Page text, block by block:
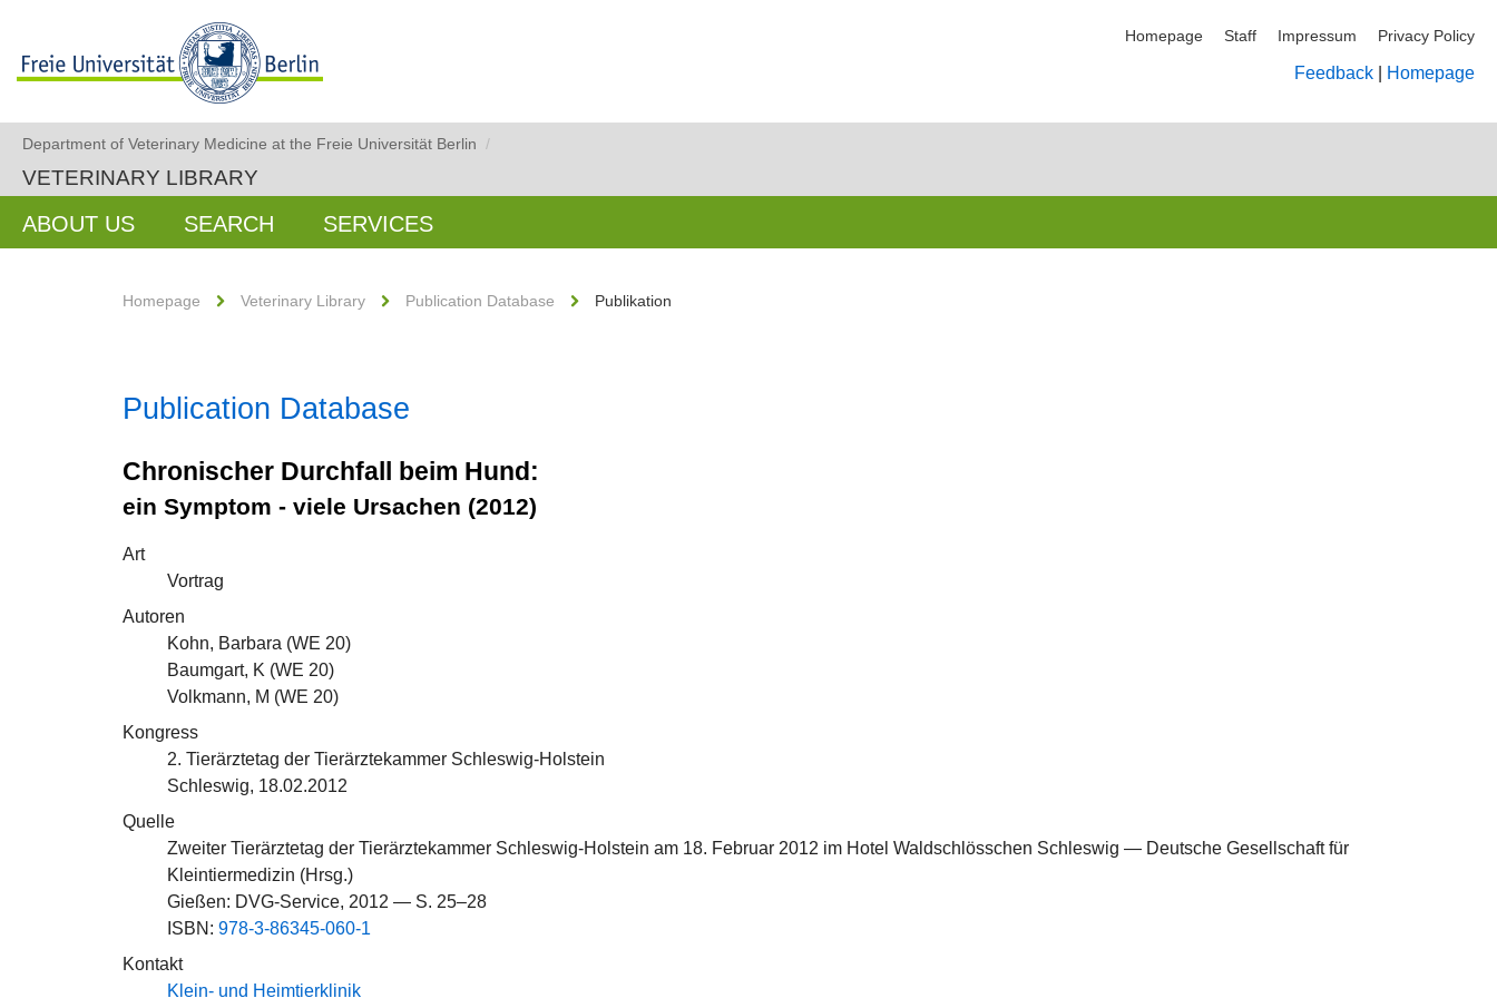
Homepage Staff Impressum Privacy Policy
Feedback Homepage
Department of Veterinary Medicine at the Freie Universität Berlin /
VETERINARY LIBRARY
ABOUT US SEARCH SERVICES
Homepage Veterinary Library Publication Database Publikation
Publication Database
Chronischer Durchfall beim Hund:
ein Symptom - viele Ursachen (2012)
Art
Vortrag
Autoren
Kohn, Barbara (WE 20)
Baumgart, K (WE 20)
Volkmann, M (WE 20)
Kongress
2. Tierärztetag der Tierärztekammer Schleswig-Holstein
Schleswig, 18.02.2012
Quelle
Zweiter Tierärztetag der Tierärztekammer Schleswig-Holstein am 18. Februar 2012 im Hotel Waldschlösschen Schleswig — Deutsche Gesellschaft für
Kleintiermedizin (Hrsg.)
Gießen: DVG-Service, 2012 — S. 25–28
ISBN: 978-3-86345-060-1
Kontakt
Klein- und Heimtierklinik